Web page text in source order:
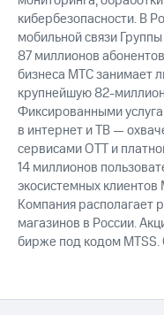
кибербезопасности. В
мобильной связи
87 миллионов
бизнеса МТС занимает
крупнейшую 82-
Фиксированными
в интернет и ТВ —
сервисами OTT и
14 миллионов
экосистемных
Компания располагает
магазинов в России.
бирже под кодом MTSS.